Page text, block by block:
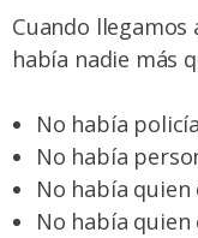
Cuando
había nadie más
No había
No había
No había
No había quien